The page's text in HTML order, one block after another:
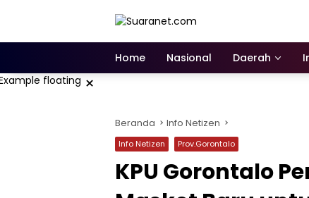
Home Nasional Daerah
×
Beranda Info Netizen
Info Netizen Prov.Gorontalo
KPU Gorontalo